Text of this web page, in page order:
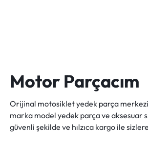
Motor Parçacım
Orijinal motosiklet yedek parça
marka model yedek parça ve aksesuar
güvenli şekilde ve hılzıca kargo ile